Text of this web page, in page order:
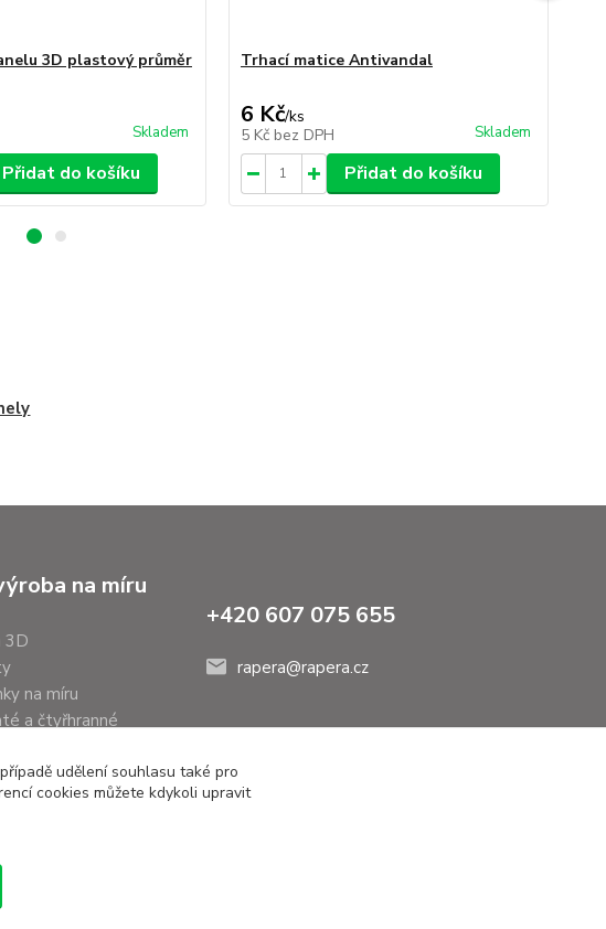
3D plastový průměr
Skladem
Přidat do košíku
Trhací matice Antivandal
6 Kč/ks
5 Kč bez DPH Skladem
Přidat do košíku
na míru
3D
na míru
a čtyřhranné
+420 607 075 655
rapera@rapera.cz
udělení souhlasu také pro
cookies můžete kdykoli upravit